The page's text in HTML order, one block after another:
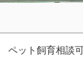
ペット飼育相談